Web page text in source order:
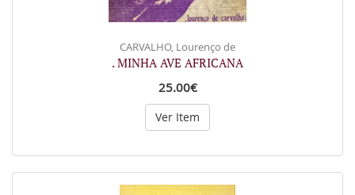
CARVALHO, Lourenço de
. MINHA AVE AFRICANA
25.00€
Ver Item